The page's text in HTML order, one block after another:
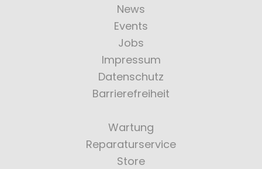
News
Events
Jobs
Impressum
Datenschutz
Barrierefreiheit
Wartung
Reparaturservice
Store